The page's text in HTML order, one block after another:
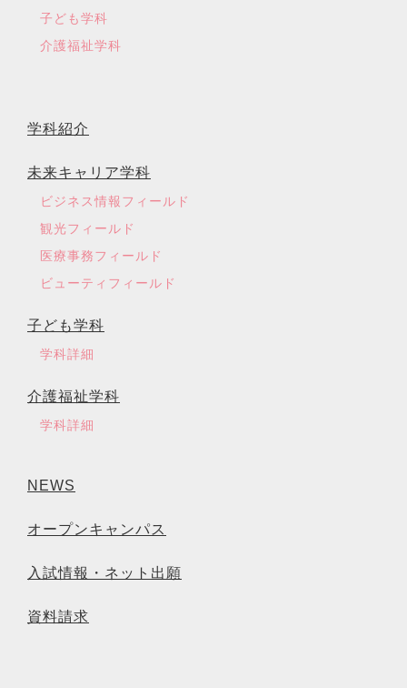
子ども学科
介護福祉学科
学科紹介
未来キャリア学科
ビジネス情報フィールド
観光フィールド
医療事務フィールド
ビューティフィールド
子ども学科
学科詳細
介護福祉学科
学科詳細
NEWS
オープンキャンパス
入試情報・ネット出願
資料請求